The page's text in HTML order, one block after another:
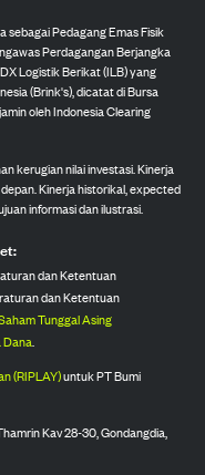
sebagai Pedagang Emas Fisik
Perdagangan Berjangka
Logistik Berikat (ILB) yang
(Brink's), dicatat di Bursa
oleh Indonesia Clearing
kerugian nilai investasi. Kinerja
Kinerja historikal, expected
informasi dan ilustrasi.
dan Ketentuan
dan Ketentuan
Tunggal Asing
Dana.
(RIPLAY)untuk PT Bumi
Kav 28-30, Gondangdia,